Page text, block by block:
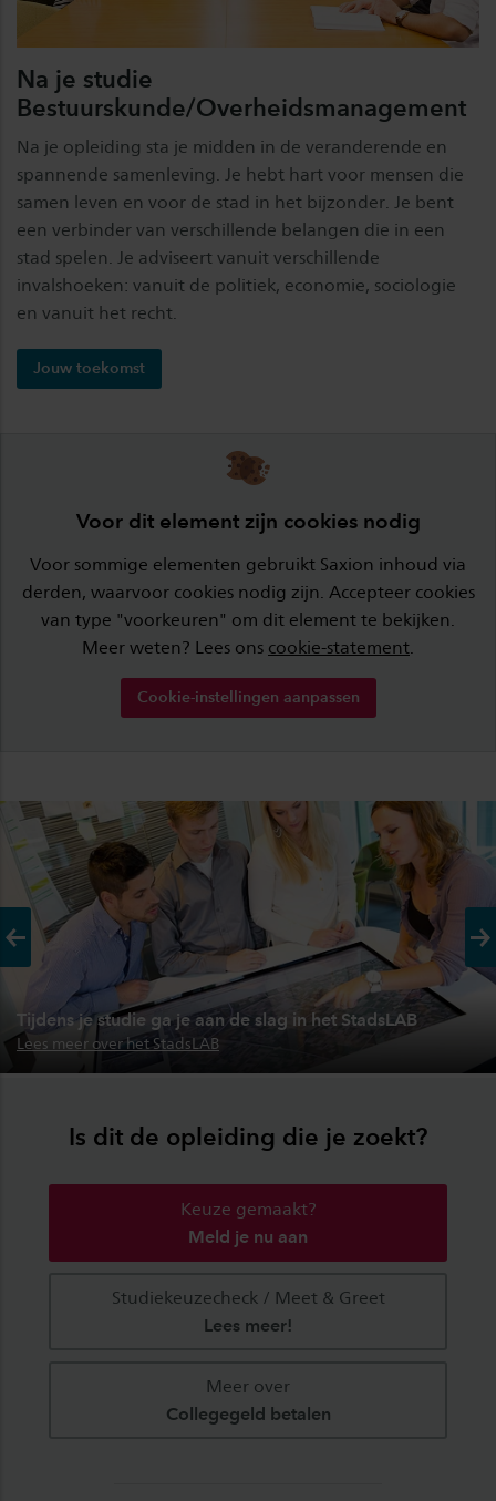
Na je studie
Bestuurskunde/Overheidsmanagement
Na je opleiding sta je midden in de veranderende en
spannende samenleving. Je hebt hart voor mensen die
samen leven en voor de stad in het bijzonder. Je bent
een verbinder van verschillende belangen die in een
stad spelen. Je adviseert vanuit verschillende
invalshoeken: vanuit de politiek, economie, sociologie
en vanuit het recht.
Jouw toekomst
Voor dit element zijn cookies nodig
Voor sommige elementen gebruikt Saxion inhoud via
derden, waarvoor cookies nodig zijn. Accepteer cookies
van type "voorkeuren" om dit element te bekijken.
Meer weten? Lees ons cookie-statement
Cookie-instellingen aanpassen
Vorige
Tijdens je studie ga je aan de slag in het StadsLAB
Lees meer over het StadsLAB
Is dit de opleiding die je zoekt?
Keuze gemaakt?
Meld je nu aan
Studiekeuzecheck / Meet & Greet
Lees meer!
Meer over
Collegegeld betalen